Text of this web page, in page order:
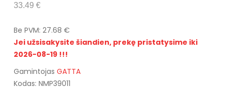
33.49 €
Be PVM: 27.68 €
Jei užsisakysite šiandien, prekę pristatysime iki
2026-08-19 !!!
Gamintojas GATTA
Kodas: NMP39011